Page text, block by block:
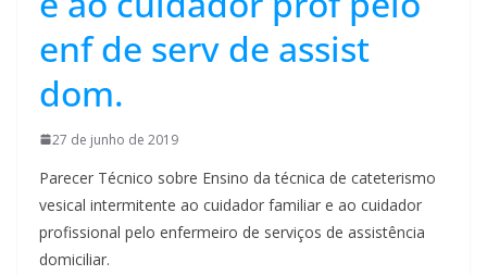
enf de serv de assist
dom.
27 de junho de 2019
Parecer Técnico sobre Ensino da técnica de cateterismo
vesical intermitente ao cuidador familiar e ao cuidador
profissional pelo enfermeiro de serviços de assistência
domiciliar.